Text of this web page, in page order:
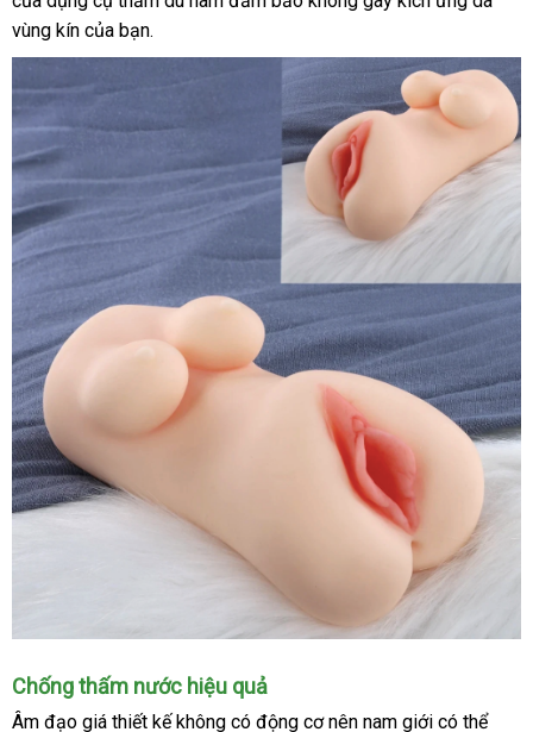
vùng kín đẹp
của bạn.
Chống thấm nước hiệu quả
Âm đạo giá thiết kế không có động cơ nên nam giới sửa
có thể